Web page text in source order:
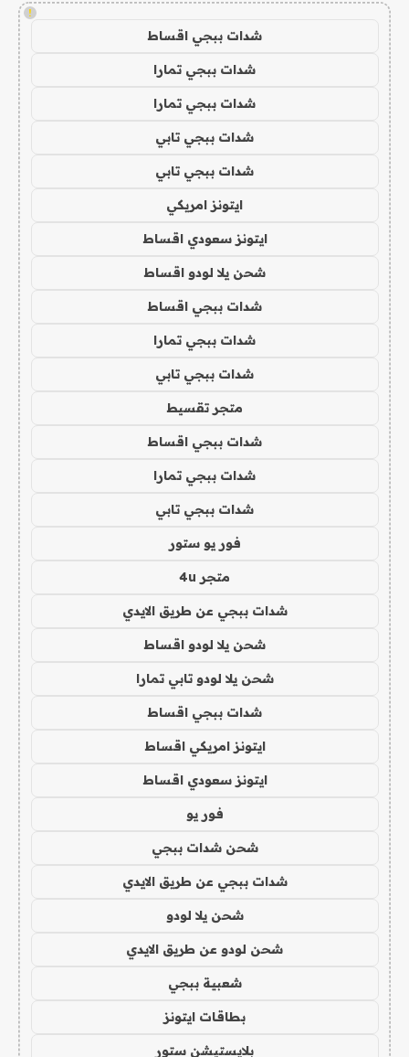
!
شدات ببجي اقساط
شدات ببجي تمارا
شدات ببجي تمارا
شدات ببجي تابي
شدات ببجي تابي
ايتونز امريكي
ايتونز سعودي اقساط
شحن يلا لودو اقساط
شدات ببجي اقساط
شدات ببجي تمارا
شدات ببجي تابي
متجر تقسيط
شدات ببجي اقساط
شدات ببجي تمارا
شدات ببجي تابي
فور يو ستور
متجر 4u
شدات ببجي عن طريق الايدي
شحن يلا لودو اقساط
شحن يلا لودو تابي تمارا
شدات ببجي اقساط
ايتونز امريكي اقساط
ايتونز سعودي اقساط
فور يو
شحن شدات ببجي
شدات ببجي عن طريق الايدي
شحن يلا لودو
شحن لودو عن طريق الايدي
شعبية ببجي
بطاقات ايتونز
بلايستيشن ستور